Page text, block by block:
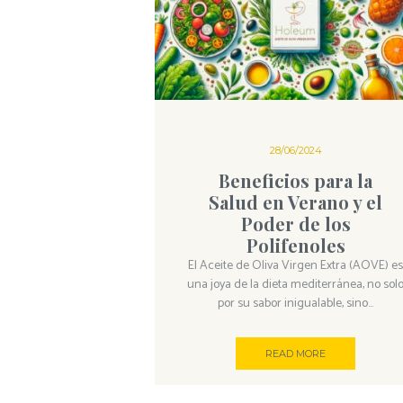
28/06/2024
Beneficios para la
Salud en Verano y el
Poder de los
Polifenoles
El Aceite de Oliva Virgen Extra (AOVE) es
una joya de la dieta mediterránea, no
por su sabor inigualable, sino...
READ MORE